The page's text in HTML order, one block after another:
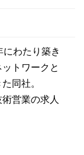
わたり築き
ットワークと
同社。
営業の求人